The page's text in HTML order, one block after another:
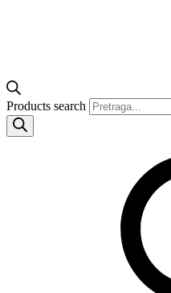
Products search